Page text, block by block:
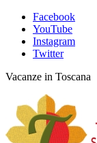
Facebook
YouTube
Instagram
Twitter
Vacanze in Toscana